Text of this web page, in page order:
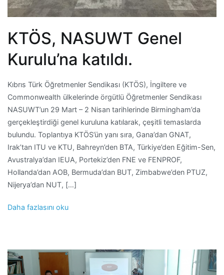
KTÖS, NASUWT Genel
Kurulu’na katıldı.
Kıbrıs Türk Öğretmenler Sendikası (KTÖS), İngiltere ve
Commonwealth ülkelerinde örgütlü Öğretmenler Sendikası
NASUWT’un 29 Mart – 2 Nisan tarihlerinde Birmingham’da
gerçekleştirdiği genel kuruluna katılarak, çeşitli temaslarda
bulundu. Toplantıya KTÖS’ün yanı sıra, Gana’dan GNAT,
Irak’tan ITU ve KTU, Bahreyn’den BTA, Türkiye’den Eğitim-Sen,
Avustralya’dan IEUA, Portekiz’den FNE ve FENPROF,
Hollanda’dan AOB, Bermuda’dan BUT, Zimbabwe’den PTUZ,
Nijerya’dan NUT, […]
Daha fazlasını oku